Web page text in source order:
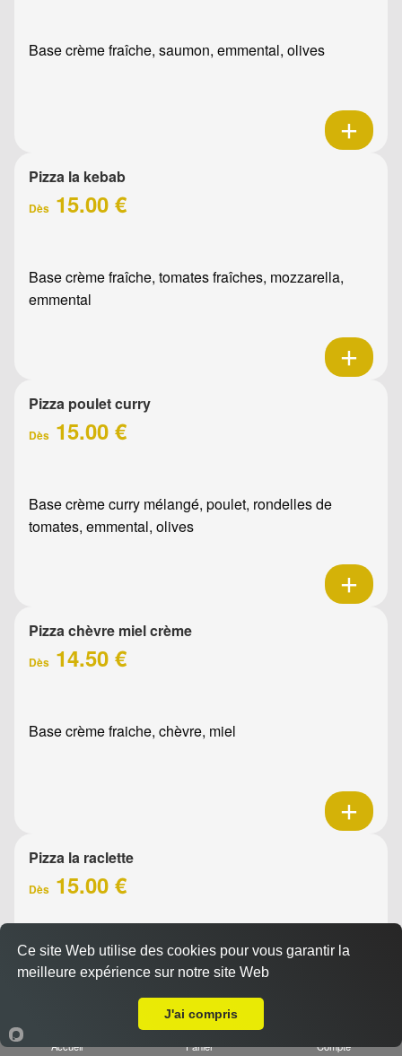
Base crème fraîche, saumon, emmental, olives
Pizza la kebab
Dès 15.00 €
Base crème fraîche, tomates fraîches, mozzarella,
emmental
Pizza poulet curry
Dès 15.00 €
Base crème curry mélangé, poulet, rondelles de
tomates, emmental, olives
Pizza chèvre miel crème
Dès 14.50 €
Base crème fraiche, chèvre, miel
Pizza la raclette
Dès 15.00 €
Base crème fraîche, raclette, jambon, oignons confits,
emmental, olives
Accueil Panier Compte
Ce site Web utilise des cookies pour vous garantir la
meilleure expérience sur notre site Web
J'ai compris